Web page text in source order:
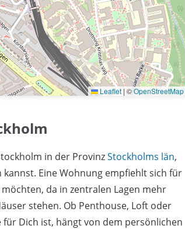
Leaflet | ©OpenStreetMap
in der ProvinzStockholms län,
Eine Wohnung empfiehlt sich für
da in zentralen Lagen mehr
stehen. Ob Penthouse, Loft oder
Dich ist, hängt von dem persönlichen